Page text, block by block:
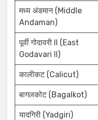
मध्य अंडमान (Middle
Andaman)
पूर्वी गोदावरी II (East
Godavari II)
कालीकट (Calicut)
बागलकोट (Bagalkot)
यादगिरी (Yadgiri)